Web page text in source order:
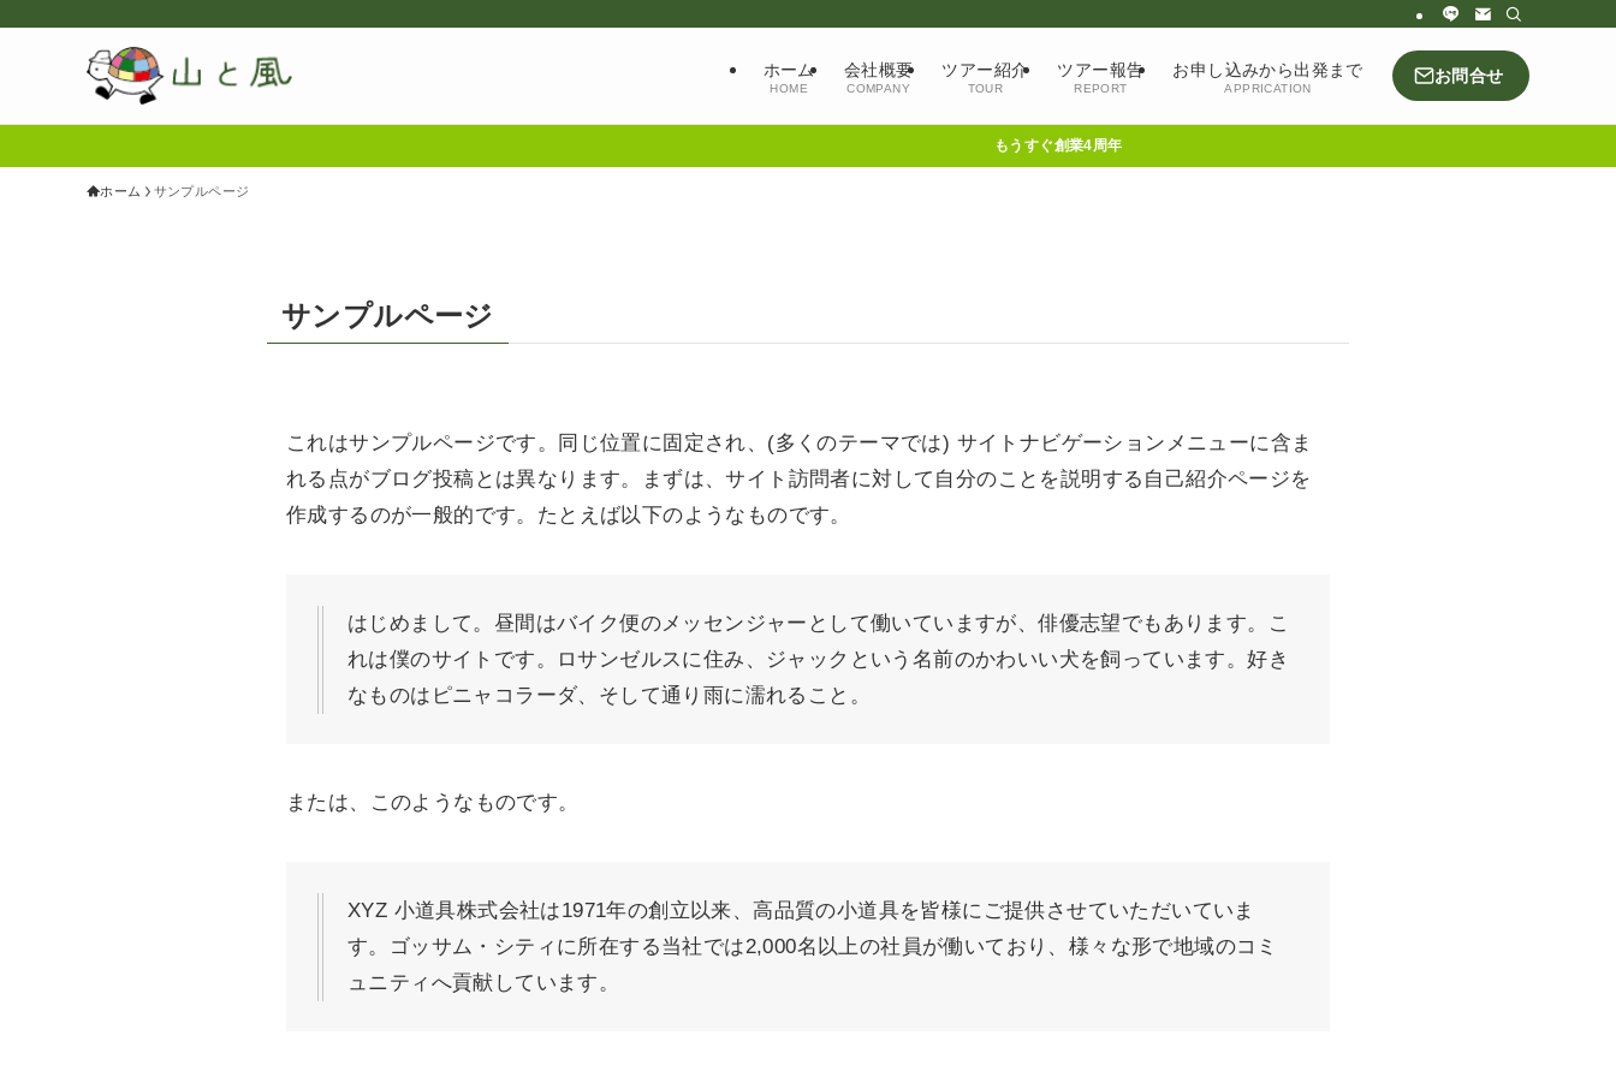
ホーム
HOME
会社概要
COMPANY
ツアー紹介
TOUR
ツアー報告
REPORT
お申し込みから出発まで
APPRICATION
お問合せ
もうすぐ創業4周年
ホーム サンプルページ
サンプルページ
これはサンプルページです。同じ位置に固定され、(多くのテーマでは) サイトナビゲーションメニューに含ま
れる点がブログ投稿とは異なります。まずは、サイト訪問者に対して自分のことを説明する自己紹介ページを
作成するのが一般的です。たとえば以下のようなものです。
はじめまして。昼間はバイク便のメッセンジャーとして働いていますが、俳優志望でもあります。こ
れは僕のサイトです。ロサンゼルスに住み、ジャックという名前のかわいい犬を飼っています。好き
なものはピニャコラーダ、そして通り雨に濡れること。
または、このようなものです。
XYZ 小道具株式会社は1971年の創立以来、高品質の小道具を皆様にご提供させていただいていま
す。ゴッサム・シティに所在する当社では2,000名以上の社員が働いており、様々な形で地域のコミ
ュニティへ貢献しています。